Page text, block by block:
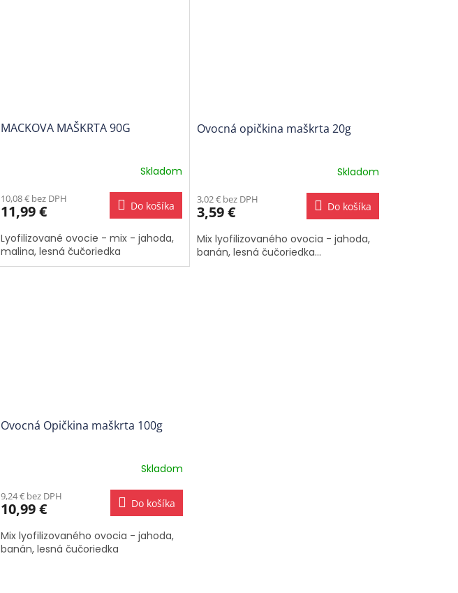
MACKOVA MAŠKRTA 90G
Skladom
10,08 € bez DPH
11,99 € Do košíka
Lyofilizované ovocie - mix - jahoda,
malina, lesná čučoriedka
Ovocná opičkina maškrta 20g
Skladom
3,02 € bez DPH
3,59 € Do košíka
Mix lyofilizovaného ovocia - jahoda,
banán, lesná čučoriedka...
Ovocná Opičkina maškrta 100g
Skladom
9,24 € bez DPH
10,99 € Do košíka
Mix lyofilizovaného ovocia - jahoda,
banán, lesná čučoriedka